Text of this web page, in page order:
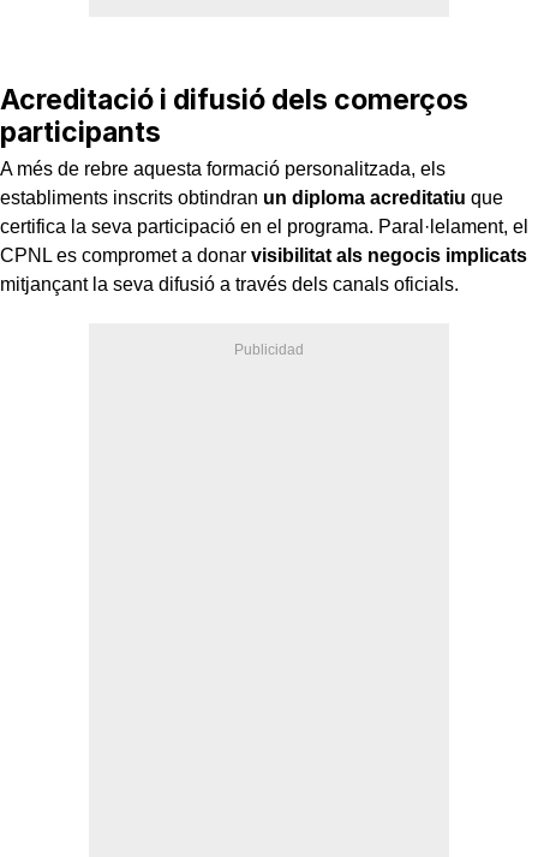
Acreditació i difusió dels comerços
participants
A més de rebre aquesta formació personalitzada, els
establiments inscrits obtindran un diploma acreditatiu que
certifica la seva participació en el programa. Paral·lelament, el
CPNL es compromet a donar visibilitat als negocis implicats
mitjançant la seva difusió a través dels canals oficials.